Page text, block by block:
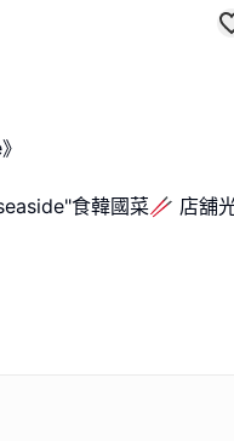
食韓國菜🥢 店舖